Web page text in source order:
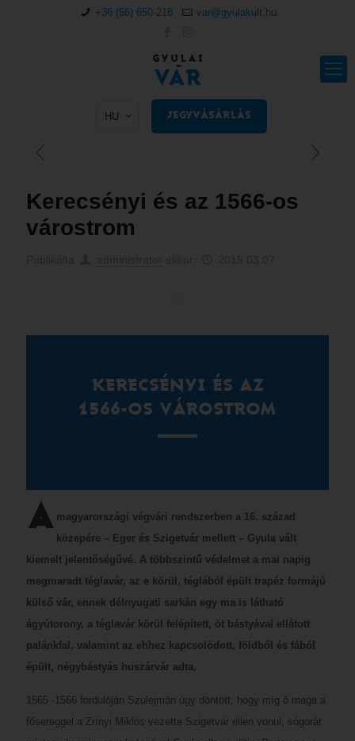
+36 (66) 650-218 var@gyulakult.hu
HU JEGYVÁSÁRLÁS
Kerecsényi és az 1566-os
várostrom
KERECSÉNYI ÉS AZ
1566-OS VÁROSTROM
A magyarországi végvári rendszerben a 16. század
közepére – Eger és Szigetvár mellett – Gyula vált
kiemelt jelentőségűvé. A többszintű védelmet a mai napig
megmaradt téglavár, az e körül, téglából épült trapéz formájú
külső vár, ennek délnyugati sarkán egy ma is látható
ágyútorony, a téglavár körül felépített, öt bástyával ellátott
palánkfal, valamint az ehhez kapcsolódott, földből és fából
épült, négybástyás huszárvár adta.
1565 -1566 fordulóján Szulejmán úgy döntött, hogy míg ő maga a
fősereggel a Zrínyi Miklós vezette Szigetvár ellen vonul, sógorát